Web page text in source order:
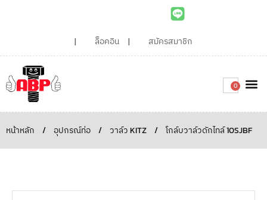
ล็อคอิน สมัครสมาชิก
0
หน้าหลัก / อุปกรณ์ท่อ / วาล์ว KITZ / โกล์บวาล์วดักไทล์ 10SJBF